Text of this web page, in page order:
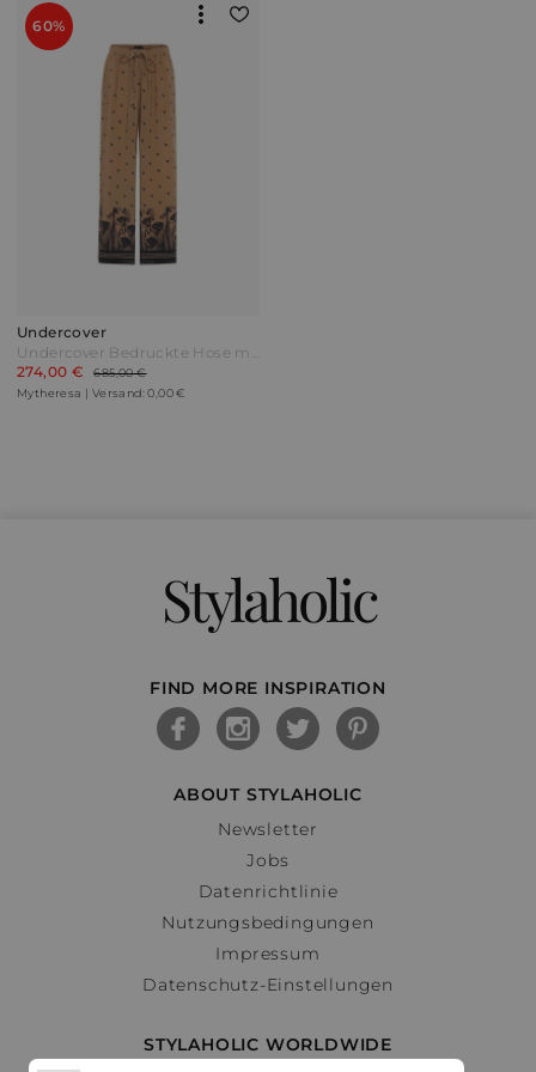
60%
Undercover
Undercover Bedruckte Hose mit weitem Bein Braun
274,00 €
685,00 €
Mytheresa | Versand: 0,00 €
Stylaholic
FIND MORE INSPIRATION
ABOUT STYLAHOLIC
Newsletter
Jobs
Datenrichtlinie
Nutzungsbedingungen
Impressum
Datenschutz-Einstellungen
STYLAHOLIC WORLDWIDE